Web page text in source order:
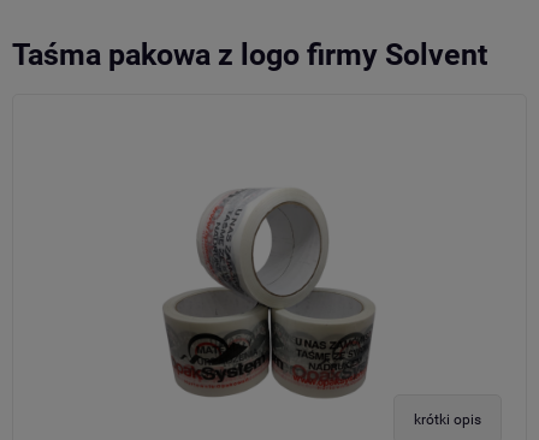
Taśma pakowa z logo firmy Solvent
krótki opis